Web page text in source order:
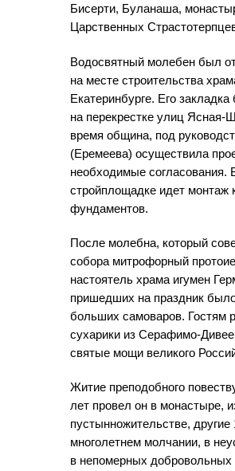
Бисерти, Буланаша,
Царственных
Водосвятный молебен был
на месте строительства
Екатеринбурге. Его
на перекрестке улиц
время община, под
(Еремеева) осуществила
необходимые согласования.
стройплощадке идет монтаж
фундаментов.
После молебна, который
собора митрофорный
настоятель храма игумен
пришедших на праздник
больших самоваров. Гостям
сухарики из Серафимо-
святые мощи великого
Житие преподобного
лет провел он в монастыре,
пустынножительстве, другие
многолетнем молчании, в
в непомерных добровольных